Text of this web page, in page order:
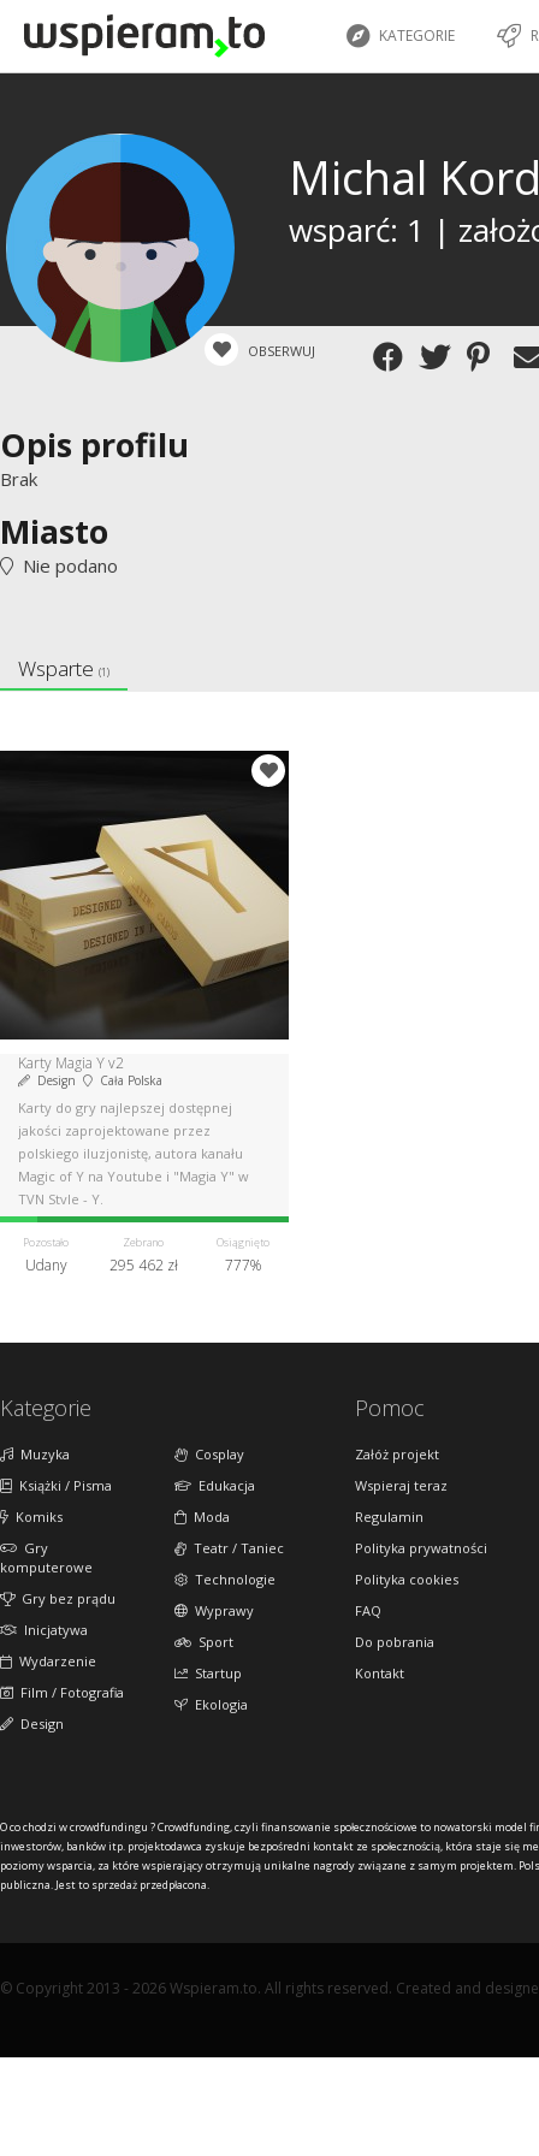
KATEGORIE
Michal
wsparć: 1 |
OBSERWUJ
Opis profilu
Brak
Miasto
Nie podano
Wsparte (1)
Karty Magia Y v2
Design Cała Polska
Karty do gry najlepszej dostępnej
jakości zaprojektowane przez
polskiego iluzjonistę, autora kanału
Magic of Y na Youtube i "Magia Y" w
TVN Style - Y.
Pozostało
Udany
Zebrano
295 462 zł
Osiągnięto
777%
Kategorie
Muzyka
Książki / Pisma
Komiks
Gry
komputerowe
Gry bez prądu
Inicjatywa
Wydarzenie
Film / Fotografia
Design
Cosplay
Edukacja
Moda
Teatr / Taniec
Technologie
Wyprawy
Sport
Startup
Ekologia
Pomoc
Załóż projekt
Wspieraj teraz
Regulamin
Polityka prywatności
Polityka cookies
FAQ
Do pobrania
Kontakt
O co chodzi w crowdfundingu ?Crowdfunding, czyli finansowanie społecznościowe to nowatorski model
inwestorów, banków itp. projektodawca zyskuje bezpośredni kontakt ze społecznością, która staje się
poziomy wsparcia, za które wspierający otrzymują unikalne nagrody związane z samym projektem.
publiczna. Jest to sprzedaż przedpłacona.
© Copyright 2013 - 2026 Wspieram.to. All rights reserved. Created and